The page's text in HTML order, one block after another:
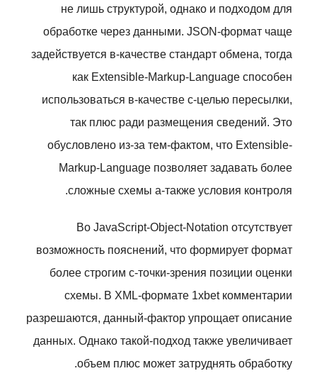
не лишь структурой, однако и подходом для
обработке через данными. JSON-формат чаще
задействуется в-качестве стандарт обмена, тогда
как Extensible-Markup-Language способен
использоваться в-качестве с-целью пересылки,
так плюс ради размещения сведений. Это
обусловлено из-за тем-фактом, что Extensible-
Markup-Language позволяет задавать более
сложные схемы а-также условия контроля.
Во JavaScript-Object-Notation отсутствует
возможность пояснений, что формирует формат
более строгим с-точки-зрения позиции оценки
схемы. В XML-формате 1xbet комментарии
разрешаются, данный-фактор упрощает описание
данных. Однако такой-подход также увеличивает
объем плюс может затруднять обработку.